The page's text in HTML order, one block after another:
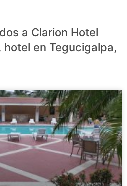
a Clarion Hotel
hotel en Tegucigalpa,